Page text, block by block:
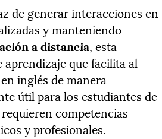
de generar interacciones en
y manteniendo
a distancia, esta
que facilita al
inglés de manera
útil para los estudiantes de
competencias
y profesionales.